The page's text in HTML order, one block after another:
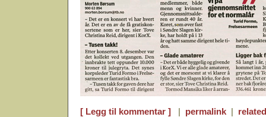
[ Legg til kommentar ] | permalink |